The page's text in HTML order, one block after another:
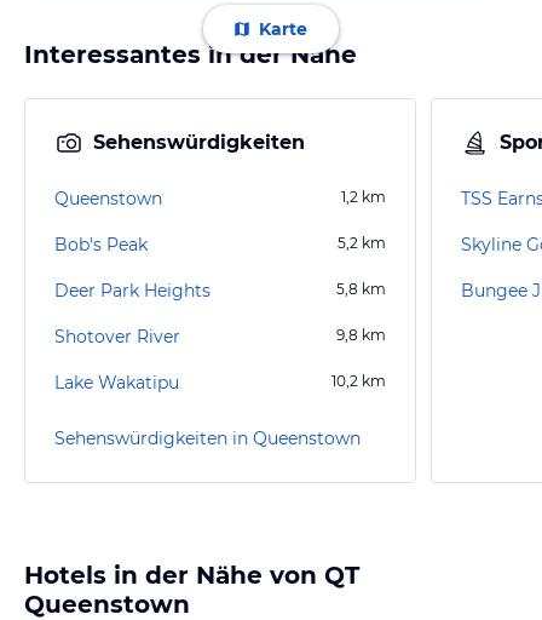
Karte
Interessantes in der Nähe
Sehenswürdigkeiten
Queenstown 1,2 km
Bob's Peak 5,2 km
Deer Park Heights 5,8 km
Shotover River 9,8 km
Lake Wakatipu 10,2 km
Sehenswürdigkeiten in Queenstown
Skyline
Bungee
Hotels in der Nähe von QT
Queenstown